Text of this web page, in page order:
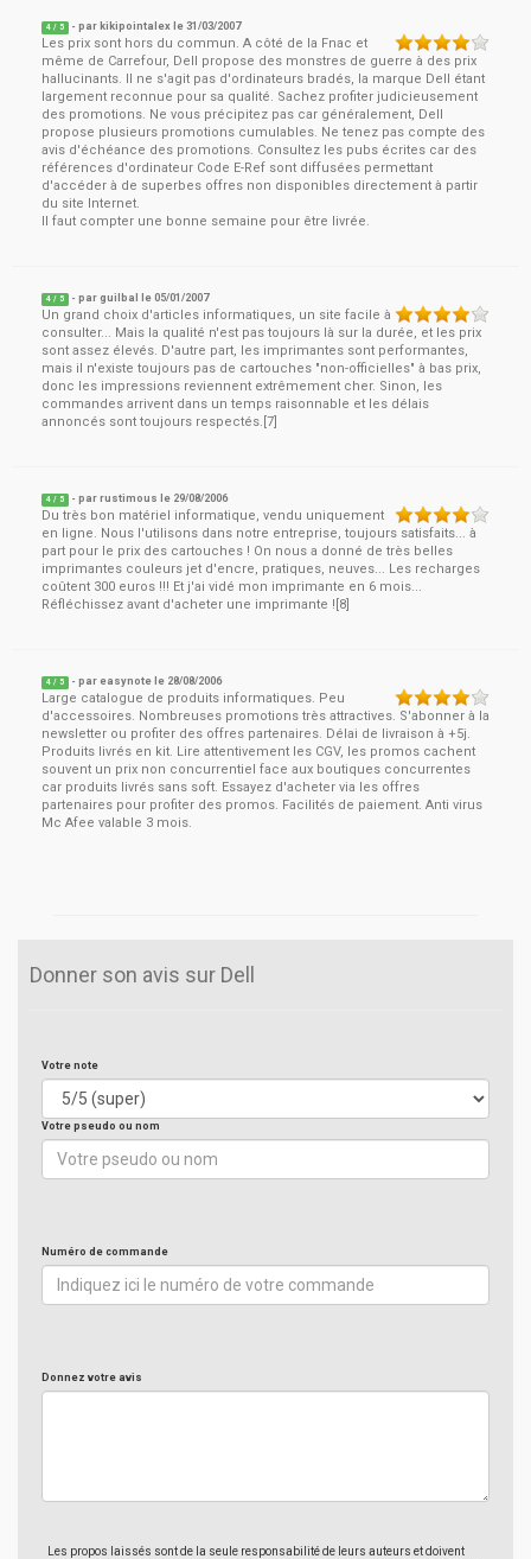
4 / 5 - par kikipointalex le31/03/2007
Les prix sont hors du commun. A côté de la Fnac et
même de Carrefour, Dell propose des monstres de guerre à des prix
hallucinants. Il ne s'agit pas d'ordinateurs bradés, la marque Dell étant
largement reconnue pour sa qualité. Sachez profiter judicieusement
des promotions. Ne vous précipitez pas car généralement, Dell
propose plusieurs promotions cumulables. Ne tenez pas compte des
avis d'échéance des promotions. Consultez les pubs écrites car des
références d'ordinateur Code E-Ref sont diffusées permettant
d'accéder à de superbes offres non disponibles directement à partir
du site Internet.
Il faut compter une bonne semaine pour être livrée.
4 / 5 - parguilbal le05/01/2007
Un grand choix d'articles informatiques, un site facile à
consulter... Mais la qualité n'est pas toujours là sur la durée, et les prix
sont assez élevés. D'autre part, les imprimantes sont performantes,
mais il n'existe toujours pas de cartouches "non-officielles" à bas prix,
donc les impressions reviennent extrêmement cher. Sinon, les
commandes arrivent dans un temps raisonnable et les délais
annoncés sont toujours respectés.[7]
4 / 5 - parrustimous le 29/08/2006
Du très bon matériel informatique, vendu uniquement
en ligne. Nous l'utilisons dans notre entreprise, toujours satisfaits... à
part pour le prix des cartouches ! On nous a donné de très belles
imprimantes couleurs jet d'encre, pratiques, neuves... Les recharges
coûtent 300 euros !!! Et j'ai vidé mon imprimante en 6 mois...
Réfléchissez avant d'acheter une imprimante ![8]
4 / 5 - pareasynote le 28/08/2006
Large catalogue de produits informatiques. Peu
d'accessoires. Nombreuses promotions très attractives. S'abonner à la
newsletter ou profiter des offres partenaires. Délai de livraison à +5j.
Produits livrés en kit. Lire attentivement les CGV, les promos cachent
souvent un prix non concurrentiel face aux boutiques concurrentes
car produits livrés sans soft. Essayez d'acheter via les offres
partenaires pour profiter des promos. Facilités de paiement. Anti virus
Mc Afee valable 3 mois.
Donner son avis sur Dell
Votre note
Votre pseudo ou nom
Numéro de commande
Donnez votre avis
Les propos laissés sont de la seule responsabilité de leurs auteurs et doivent